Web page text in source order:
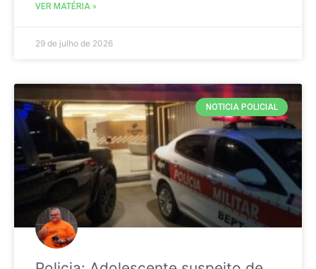
VER MATÉRIA »
29 de julho de 2026
NOTICIA POLICIAL